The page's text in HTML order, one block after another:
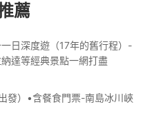
薦
日深度遊（17年的舊行程）-
達等經典景點一網打盡
發）•含餐食門票-南島冰川峽